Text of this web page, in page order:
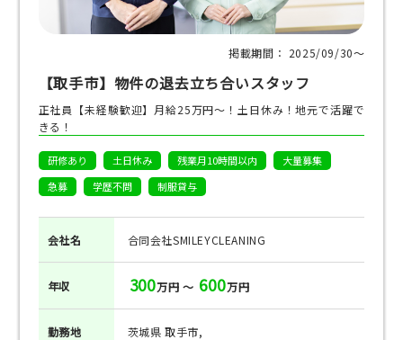
掲載期間： 2025/09/30〜
【取手市】物件の退去立ち合いスタッフ
正社員【未経験歓迎】月給25万円～！土日休み！地元で活躍で
きる！
研修あり 土日休み 残業月10時間以内
大量募集
急募
学歴不問 制服貸与
会社名 合同会社SMILEYCLEANING
年収 300万円 ～ 600万円
勤務地 茨城県 取手市,